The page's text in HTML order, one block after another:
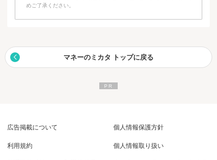
めご了承ください。
マネーのミカタ トップに戻る
広告掲載について 個人情報保護方針
利用規約 個人情報取り扱い